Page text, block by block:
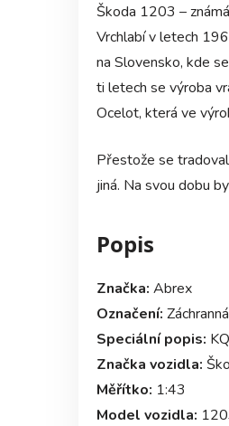
Škoda 1203 –
Vrchlabí v letech
na Slovensko, kde
ti letech se výroba
Ocelot, která ve
Přestože se
jiná. Na svou dobu
Popis
Značka: Abrex
Označení:
Speciální popis:
Značka vozidla:
Měřítko: 1:43
Model vozidla: